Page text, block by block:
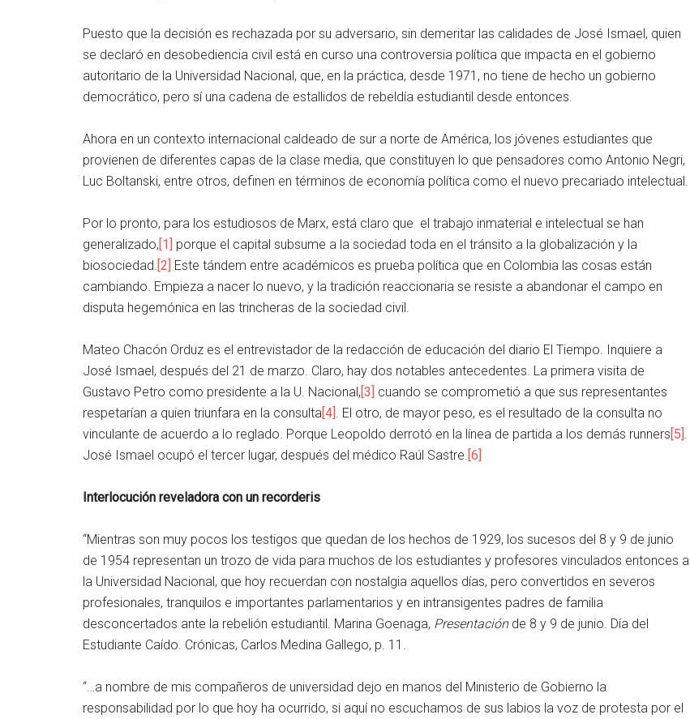
Puesto que la decisión es rechazada por su adversario, sin demeritar las calidades de José Ismael, quien
se declaró en desobediencia civil está en curso una controversia política que impacta en el gobierno
autoritario de la Universidad Nacional, que, en la práctica, desde 1971, no tiene de hecho un gobierno
democrático, pero sí una cadena de estallidos de rebeldía estudiantil desde entonces.
Ahora en un contexto internacional caldeado de sur a norte de América, los jóvenes estudiantes que
provienen de diferentes capas de la clase media, que constituyen lo que pensadores como Antonio Negri,
Luc Boltanski, entre otros, definen en términos de economía política como el nuevo precariado intelectual.
Por lo pronto, para los estudiosos de Marx, está claro que el trabajo inmaterial e intelectual se han
generalizado,[1] porque el capital subsume a la sociedad toda en el tránsito a la globalización y la
biosociedad.[2] Este tándem entre académicos es prueba política que en Colombia las cosas están
cambiando. Empieza a nacer lo nuevo, y la tradición reaccionaria se resiste a abandonar el campo en
disputa hegemónica en las trincheras de la sociedad civil.
Mateo Chacón Orduz es el entrevistador de la redacción de educación del diario El Tiempo. Inquiere a
José Ismael, después del 21 de marzo. Claro, hay dos notables antecedentes. La primera visita de
Gustavo Petro como presidente a la U. Nacional,[3] cuando se comprometió a que sus representantes
respetarían a quien triunfara en la consulta[4]. El otro, de mayor peso, es el resultado de la consulta no
vinculante de acuerdo a lo reglado. Porque Leopoldo derrotó en la línea de partida a los demás runners[5].
José Ismael ocupó el tercer lugar, después del médico Raúl Sastre.[6]
Interlocución reveladora con un recorderis
“Mientras son muy pocos los testigos que quedan de los hechos de 1929, los sucesos del 8 y 9 de junio
de 1954 representan un trozo de vida para muchos de los estudiantes y profesores vinculados entonces a
la Universidad Nacional, que hoy recuerdan con nostalgia aquellos días, pero convertidos en severos
profesionales, tranquilos e importantes parlamentarios y en intransigentes padres de familia
desconcertados ante la rebelión estudiantil. Marina Goenaga, Presentaciónde 8 y 9 de junio. Día del
Estudiante Caído. Crónicas, Carlos Medina Gallego, p. 11.
“…a nombre de mis compañeros de universidad dejo en manos del Ministerio de Gobierno la
responsabilidad por lo que hoy ha ocurrido, si aquí no escuchamos de sus labios la voz de protesta por el